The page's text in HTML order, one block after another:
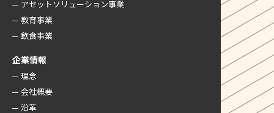
アセットソリューション事業
教育事業
飲食事業
企業情報
理念
会社概要
沿革